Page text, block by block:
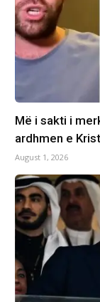
Më i sakti i
ardhmen e
August 1, 2026